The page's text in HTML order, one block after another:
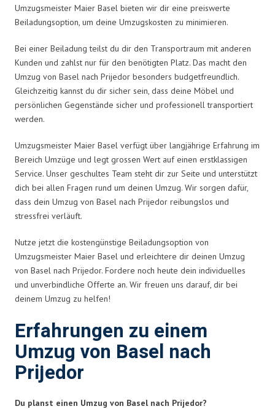
Umzugsmeister Maier Basel bieten wir dir eine preiswerte
Beiladungsoption, um deine Umzugskosten zu minimieren.
Bei einer Beiladung teilst du dir den Transportraum mit anderen
Kunden und zahlst nur für den benötigten Platz. Das macht den
Umzug von Basel nach Prijedor besonders budgetfreundlich.
Gleichzeitig kannst du dir sicher sein, dass deine Möbel und
persönlichen Gegenstände sicher und professionell transportiert
werden.
Umzugsmeister Maier Basel verfügt über langjährige Erfahrung im
Bereich Umzüge und legt grossen Wert auf einen erstklassigen
Service. Unser geschultes Team steht dir zur Seite und unterstützt
dich bei allen Fragen rund um deinen Umzug. Wir sorgen dafür,
dass dein Umzug von Basel nach Prijedor reibungslos und
stressfrei verläuft.
Nutze jetzt die kostengünstige Beiladungsoption von
Umzugsmeister Maier Basel und erleichtere dir deinen Umzug
von Basel nach Prijedor. Fordere noch heute dein individuelles
und unverbindliche Offerte an. Wir freuen uns darauf, dir bei
deinem Umzug zu helfen!
Erfahrungen zu einem
Umzug von Basel nach
Prijedor
Du planst einen Umzug von Basel nach Prijedor?